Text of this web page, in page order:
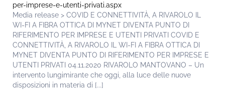
per-imprese-e-utenti-privati.aspx
Media release > COVID E CONNETTIVITÀ, A RIVAROLO IL
WI-FI A FIBRA OTTICA DI MYNET DIVENTA PUNTO DI
RIFERIMENTO PER IMPRESE E UTENTI PRIVATI COVID E
CONNETTIVITÀ, A RIVAROLO IL WI-FI A FIBRA OTTICA DI
MYNET DIVENTA PUNTO DI RIFERIMENTO PER IMPRESE E
UTENTI PRIVATI 04.11.2020 RIVAROLO MANTOVANO – Un
intervento lungimirante che oggi, alla luce delle nuove
disposizioni in materia di [...]